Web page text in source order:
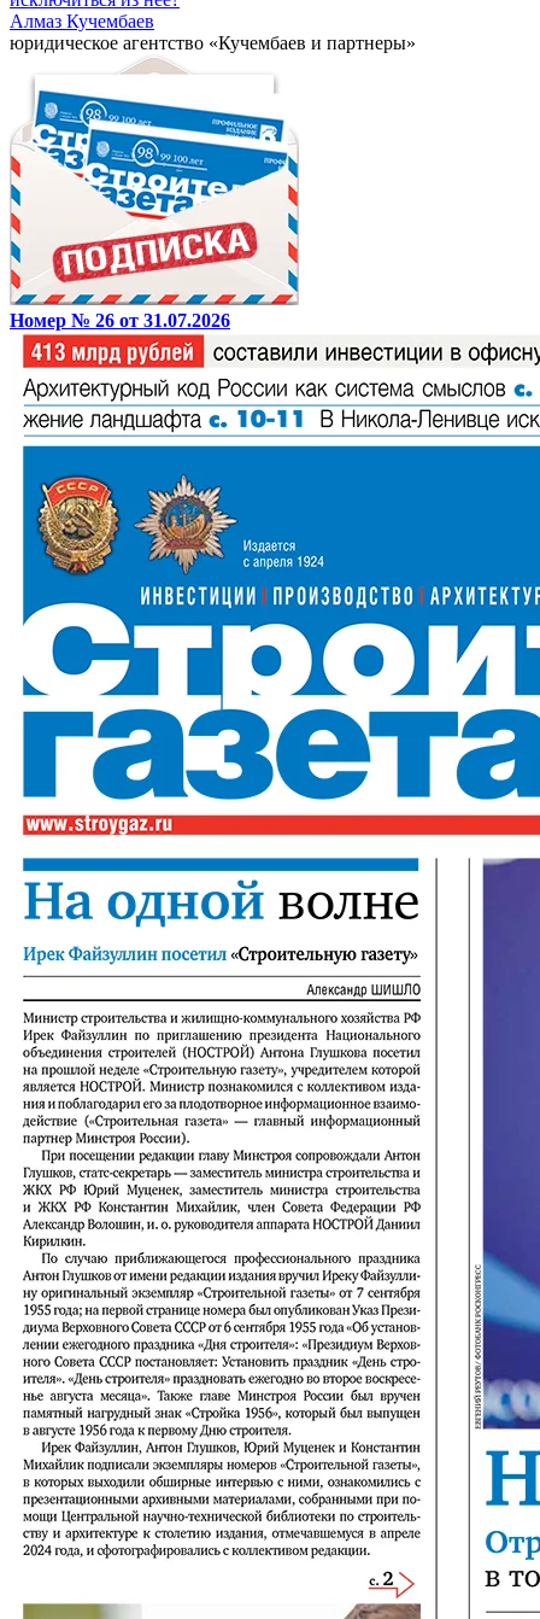
Алмаз Кучембаев
юридическое агентство «Кучембаев и партнеры»
Номер № 26 от 31.07.2026